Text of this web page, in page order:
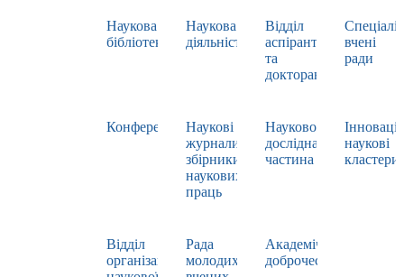
Наукова
бібліотека
Наукова
діяльність
Відділ
аспірантури
та
докторантури
вчені
ради
Конференції
Наукові
журнали,
збірники
наукових
праць
Науково-
дослідна
частина
наукові
кластери
Відділ
організації
Рада
молодих
Академічна
доброчесність